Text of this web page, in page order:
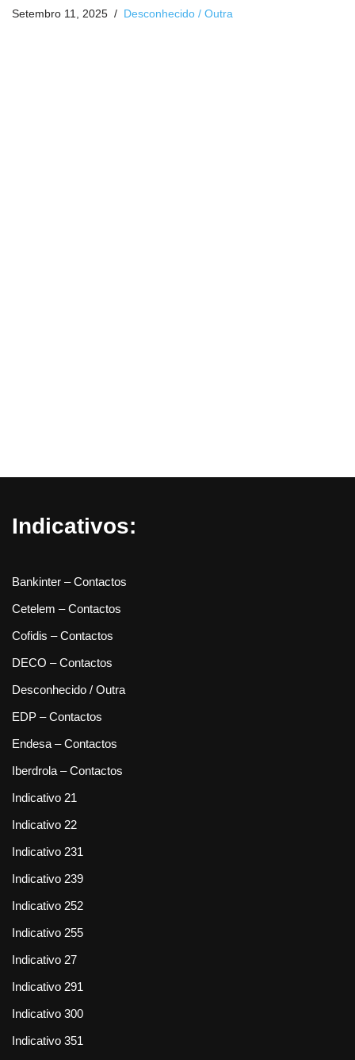
Setembro 11, 2025 Desconhecido / Outra
Indicativos:
Bankinter – Contactos
Cetelem – Contactos
Cofidis – Contactos
DECO – Contactos
Desconhecido / Outra
EDP – Contactos
Endesa – Contactos
Iberdrola – Contactos
Indicativo 21
Indicativo 22
Indicativo 231
Indicativo 239
Indicativo 252
Indicativo 255
Indicativo 27
Indicativo 291
Indicativo 300
Indicativo 351